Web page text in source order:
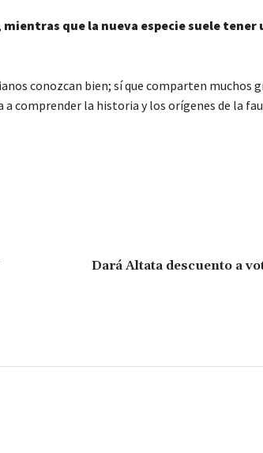
mientras que la nueva especie suele tener
conozcan bien; sí que comparten muchos
a comprender la historia y los orígenes de la
Dará Altata descuento a